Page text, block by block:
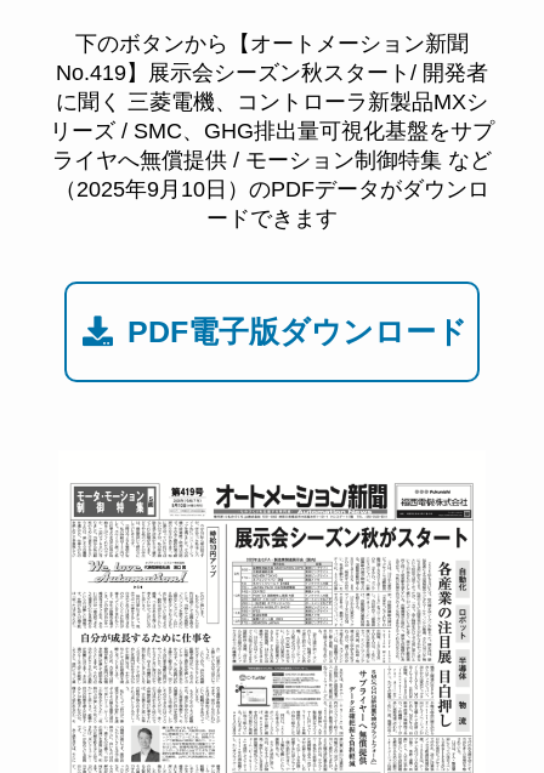
下のボタンから【オートメーション新聞
No.419】展示会シーズン秋スタート/ 開発者
に聞く 三菱電機、コントローラ新製品MXシ
リーズ / SMC、GHG排出量可視化基盤をサプ
ライヤへ無償提供 / モーション制御特集 など
（2025年9月10日）のPDFデータがダウンロ
ードできます
PDF電子版ダウンロード